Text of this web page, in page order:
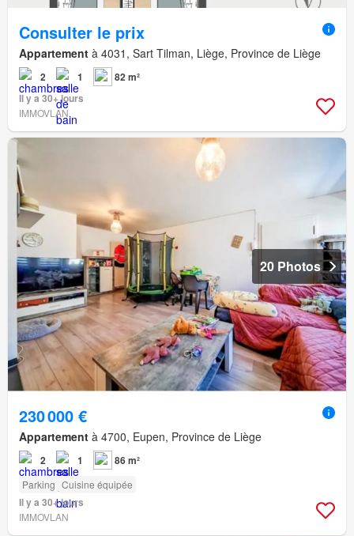
Consulter le prix
Appartement à 4031, Sart Tilman, Liège, Province de Liège
2 1
82 m²
Il y a 30+ jours
IMMOVLAN
20 Photos
230 000 €
Appartement à 4700, Eupen, Province de Liège
2 1 86 m²
Parking Cuisine équipée
Il y a 30+ jours
IMMOVLAN